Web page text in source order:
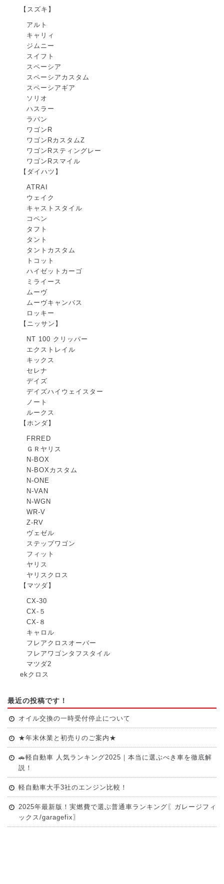
【スズキ】
アルト
キャリィ
ジムニー
スイフト
スペーシア
スペーシアカスタム
スペーシアギア
ソリオ
ハスラー
ラパン
ワゴンR
ワゴンRカスタムZ
ワゴンRスティングレー
ワゴンRスマイル
【ダイハツ】
ATRAI
ウェイク
キャストスタイル
コペン
タフト
タント
タントカスタム
トコット
ハイゼットカーゴ
ミライース
ムーヴ
ムーヴキャンバス
ロッキー
【ニッサン】
NT 100 クリッパー
エクストレイル
キックス
セレナ
デイズ
デイズハイウェイスター
ノート
ルークス
【ホンダ】
FRRED
ＧＲヤリス
N-BOX
N-BOXカスタム
N-ONE
N-VAN
N-WGN
WR-V
Z-RV
ヴェゼル
ステップワゴン
フィット
ヤリス
ヤリスクロス
【マツダ】
CX-30
CX-５
CX-８
キャロル
フレアクロスオーバー
フレアワゴンタフスタイル
マツダ2
ekクロス
最近の投稿です！
オイル交換の一時受付停止について
★年末休業と初売りのご案内★
🚗軽自動車 人気ランキング2025｜本当に選ぶべき車を徹底解
説！
軽自動車大手3社のエンジン比較！
2025年最新版！実燃費で選ぶ普通車ランキング〖ガレージフィ
ックス/garagefix〗